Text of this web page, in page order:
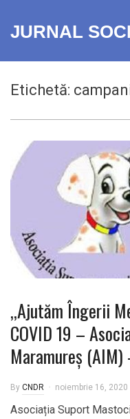
JURNAL
Etichetă:
,,Ajutăm Îngerii
COVID 19 –
Maramureș (AIM)
By CNDR noiembrie 16, 2020
Asociația Suport